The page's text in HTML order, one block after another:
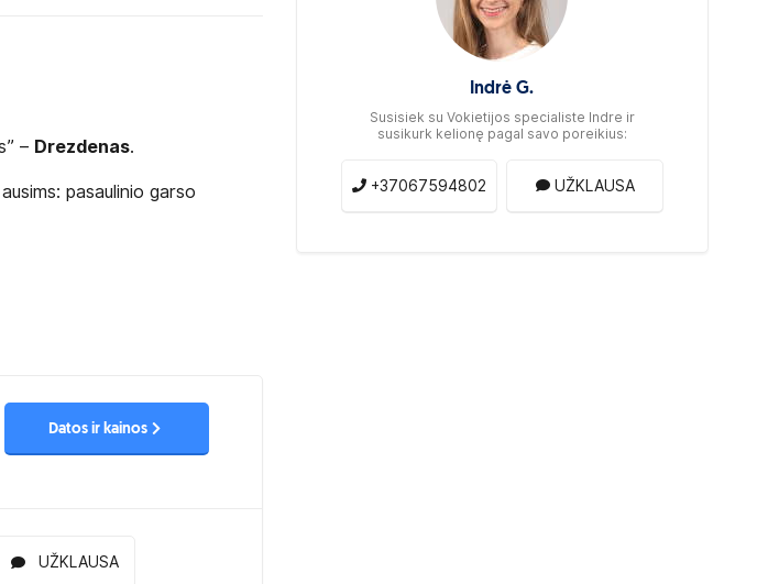
– Drezdenas.
pasaulinio garso
Datos ir kainos
UŽKLAUSA
Indrė G.
Susisiek su Vokietijos specialiste Indre ir
susikurk kelionę pagal savo poreikius:
+37067594802 UŽKLAUSA